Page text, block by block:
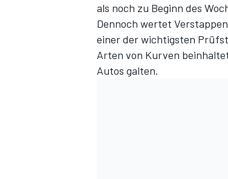
als noch zu Beginn des
Dennoch wertet
einer der wichtigsten
Arten von Kurven
Autos galten.